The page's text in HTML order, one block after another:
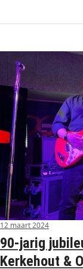
12 maart 2024
90-jarig
Kerkehout &